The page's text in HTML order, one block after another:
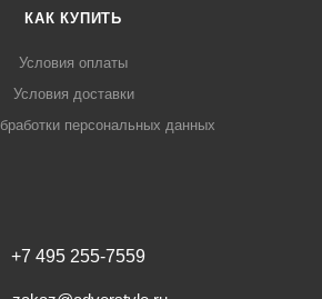
КАК КУПИТЬ
Условия оплаты
Условия доставки
персональных данных
+7 495 255-7559